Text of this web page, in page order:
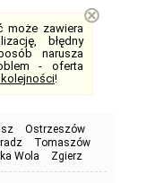
może zawiera
błędny
narusza
- oferta
!
⊗
Ostrzeszów
Tomaszów
Wola Zgierz